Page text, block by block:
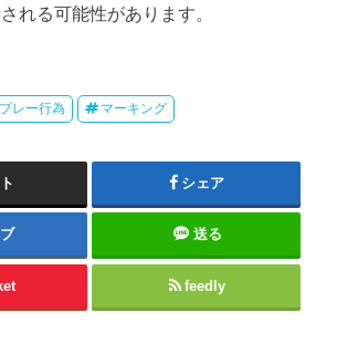
れる可能性があります。
レー行為 マーキング
シェア
送る
feedly